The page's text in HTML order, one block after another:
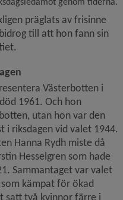
präglats av frisinne
till att hon fann sin
Västerbotten i
1961. Och hon
utan hon var den
i riksdagen vid valet 1944.
Hanna Rydh miste då
Hesselgren som hade
Sammantaget var valet
kämpat för ökad
satt två kvinnor färre i